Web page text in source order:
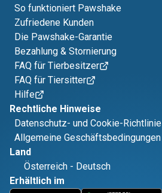
So funktioniert Pawshake
Zufriedene Kunden
Die Pawshake-Garantie
Bezahlung & Stornierung
FAQ für Tierbesitzer
FAQ für Tiersitter
Hilfe
Rechtliche Hinweise
Datenschutz- und Cookie-Richtlinie
Allgemeine Geschäftsbedingungen
Land
Österreich - Deutsch
Erhältlich im